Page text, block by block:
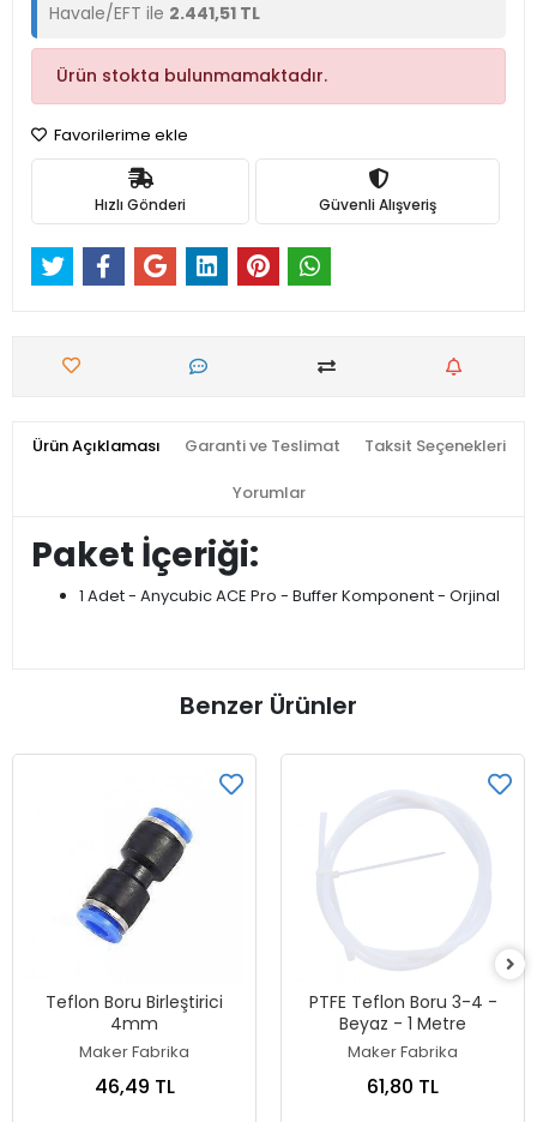
Havale/EFT ile 2.441,51 TL
Ürün stokta bulunmamaktadır.
Favorilerime ekle
Hızlı Gönderi Güvenli Alışveriş
Ürün Açıklaması Garanti ve Teslimat Taksit Seçenekleri
Yorumlar
Paket İçeriği:
1 Adet - Anycubic ACE Pro - Buffer Komponent - Orjinal
Benzer Ürünler
Teflon Boru Birleştirici
4mm
Maker Fabrika
46,49 TL
PTFE Teflon Boru 3-4 -
Beyaz - 1 Metre
Maker Fabrika
61,80 TL